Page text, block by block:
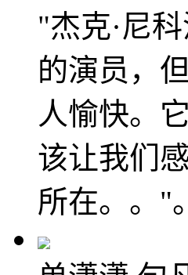
"杰克·尼
的演员，
人愉快。
该让我们
所在。。"。